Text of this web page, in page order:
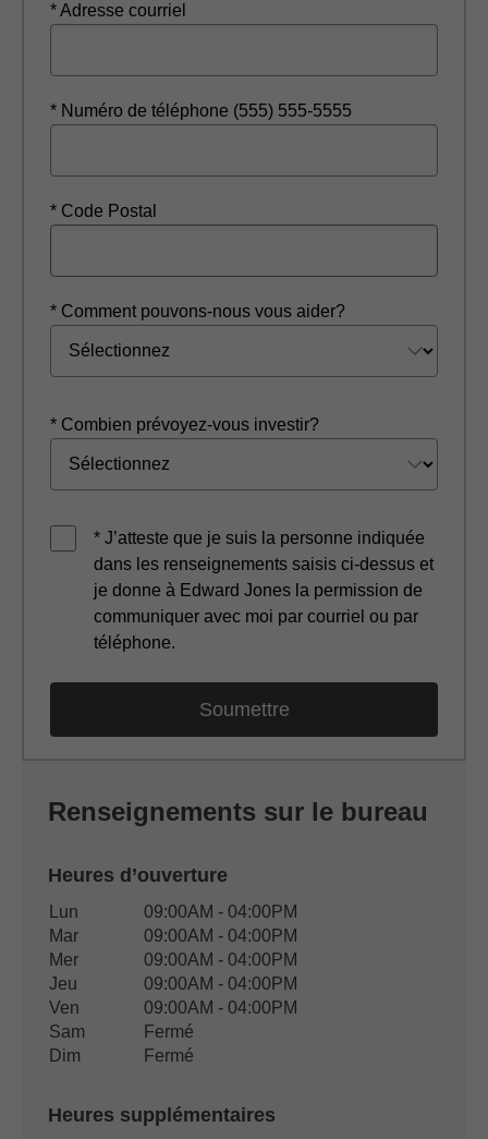
* Adresse courriel
* Numéro de téléphone (555) 555-5555
* Code Postal
* Comment pouvons-nous vous aider?
* Combien prévoyez-vous investir?
* J’atteste que je suis la personne indiquée
dans les renseignements saisis ci-dessus et
je donne à Edward Jones la permission de
communiquer avec moi par courriel ou par
téléphone.
Renseignements sur le bureau
Heures d’ouverture
Heures d’ouverture du bureau
Jour de semaineDisponibilité
Lun
09:00AM - 04:00PM
Mar
09:00AM - 04:00PM
Mer
09:00AM - 04:00PM
Jeu
09:00AM - 04:00PM
Ven
09:00AM - 04:00PM
Sam
Fermé
Dim
Fermé
Heures supplémentaires